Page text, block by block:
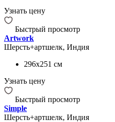
Узнать цену
Быстрый просмотр
Artwork
Шерсть+артшелк, Индия
296x251 см
Узнать цену
Быстрый просмотр
Simple
Шерсть+артшелк, Индия